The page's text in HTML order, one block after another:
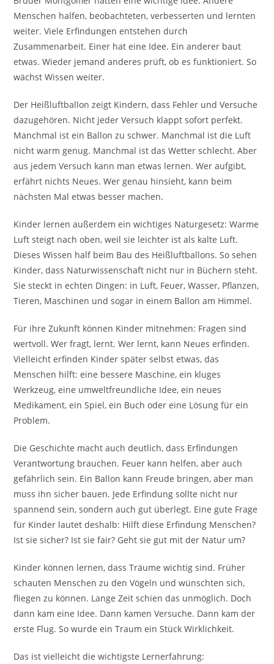
Menschen halfen, beobachteten, verbesserten und lernten
weiter. Viele Erfindungen entstehen durch
Zusammenarbeit. Einer hat eine Idee. Ein anderer baut
etwas. Wieder jemand anderes prüft, ob es funktioniert. So
wächst Wissen weiter.
Der Heißluftballon zeigt Kindern, dass Fehler und Versuche
dazugehören. Nicht jeder Versuch klappt sofort perfekt.
Manchmal ist ein Ballon zu schwer. Manchmal ist die Luft
nicht warm genug. Manchmal ist das Wetter schlecht. Aber
aus jedem Versuch kann man etwas lernen. Wer aufgibt,
erfährt nichts Neues. Wer genau hinsieht, kann beim
nächsten Mal etwas besser machen.
Kinder lernen außerdem ein wichtiges Naturgesetz: Warme
Luft steigt nach oben, weil sie leichter ist als kalte Luft.
Dieses Wissen half beim Bau des Heißluftballons. So sehen
Kinder, dass Naturwissenschaft nicht nur in Büchern steht.
Sie steckt in echten Dingen: in Luft, Feuer, Wasser, Pflanzen,
Tieren, Maschinen und sogar in einem Ballon am Himmel.
Für ihre Zukunft können Kinder mitnehmen: Fragen sind
wertvoll. Wer fragt, lernt. Wer lernt, kann Neues erfinden.
Vielleicht erfinden Kinder später selbst etwas, das
Menschen hilft: eine bessere Maschine, ein kluges
Werkzeug, eine umweltfreundliche Idee, ein neues
Medikament, ein Spiel, ein Buch oder eine Lösung für ein
Problem.
Die Geschichte macht auch deutlich, dass Erfindungen
Verantwortung brauchen. Feuer kann helfen, aber auch
gefährlich sein. Ein Ballon kann Freude bringen, aber man
muss ihn sicher bauen. Jede Erfindung sollte nicht nur
spannend sein, sondern auch gut überlegt. Eine gute Frage
für Kinder lautet deshalb: Hilft diese Erfindung Menschen?
Ist sie sicher? Ist sie fair? Geht sie gut mit der Natur um?
Kinder können lernen, dass Träume wichtig sind. Früher
schauten Menschen zu den Vögeln und wünschten sich,
fliegen zu können. Lange Zeit schien das unmöglich. Doch
dann kam eine Idee. Dann kamen Versuche. Dann kam der
erste Flug. So wurde ein Traum ein Stück Wirklichkeit.
Das ist vielleicht die wichtigste Lernerfahrung: